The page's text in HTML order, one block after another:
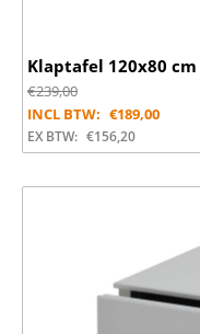
Klaptafel 120x80 cm
€239,00
INCL BTW: €189,00
EX BTW: €156,20